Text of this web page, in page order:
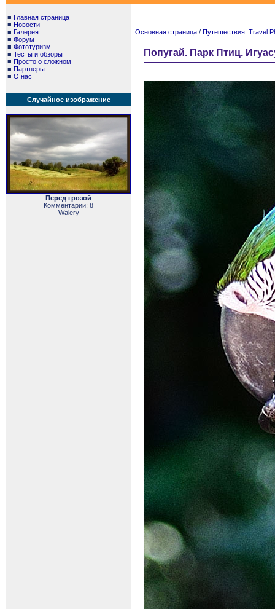
■ Главная страница
■ Новости
■ Галерея
■ Форум
■ Фототуризм
■ Тесты и обзоры
■ Просто о сложном
■ Партнеры
■ О нас
Случайное изображение
Перед грозой
Комментарии: 8
Walery
Основная страница / Путешествия. Travel
Попугай. Парк Птиц.